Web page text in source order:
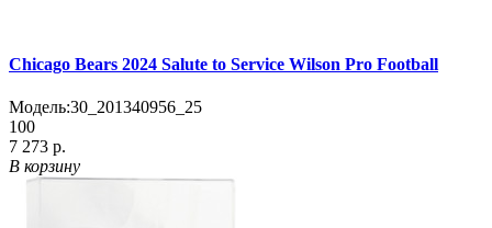
Chicago Bears 2024 Salute to Service Wilson Pro Football
Модель:30_201340956_25
100
7 273 р.
В корзину